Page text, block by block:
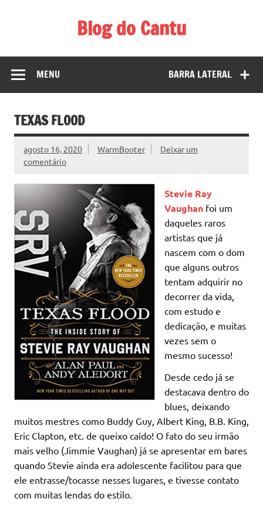
Blog do Cantu
a tecnologia, música, etc.
BARRA LATERAL
MENU
TEXAS FLOOD
agosto 16, 2020 WarmBooter
Deixar um
comentário
Stevie Ray
Vaughan foi um
daqueles raros
artistas que já
nascem com o dom
que alguns outros
tentam adquirir no
decorrer da vida,
com estudo e
dedicação, e muitas
vezes sem o
mesmo sucesso!
Desde cedo já se
destacava dentro do
blues, deixando
muitos mestres como Buddy Guy, Albert King, B.B. King,
Eric Clapton, etc. de queixo caído! O fato do seu irmão
mais velho (Jimmie Vaughan) já se apresentar em bares
quando Stevie ainda era adolescente facilitou para que
ele entrasse/tocasse nesses lugares, e tivesse contato
com muitas lendas do estilo.